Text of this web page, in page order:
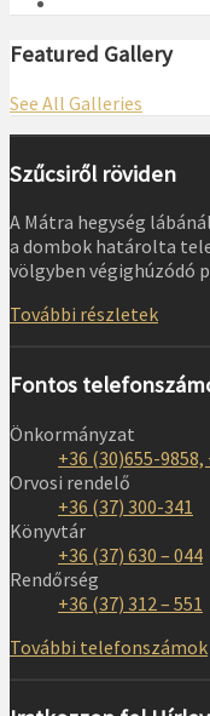
Featured Gallery
See All Galleries
Szűcsiről röviden
A Mátra hegység
a dombok határolta
völgyben végighúzódó
További részletek
Fontos
Önkormányzat
+36 (30)655-
Orvosi rendelő
+36 (37) 300-341
Könyvtár
+36 (37) 630 – 044
Rendőrség
+36 (37) 312 – 551
További telefonszámok